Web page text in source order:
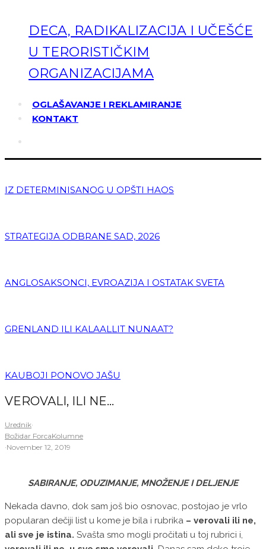
DECA, RADIKALIZACIJA I UČEŠĆE
U TERORISTIČKIM
ORGANIZACIJAMA
OGLAŠAVANJE I REKLAMIRANJE
KONTAKT
IZ DETERMINISANOG U OPŠTI HAOS
STRATEGIJA ODBRANE SAD, 2026
ANGLOSAKSONCI, EVROAZIJA I OSTATAK SVETA
GRENLAND ILI KALAALLIT NUNAAT?
KAUBOJI PONOVO JAŠU
VEROVALI, ILI NE…
Urednik·
Božidar ForcaKolumne
·November 12, 2019
SABIRANJE, ODUZIMANJE, MNOŽENJE I DELJENJE
Nekada davno, dok sam još bio osnovac, postojao је vrlo
popularan dečiji list u kome je bila i rubrika – verovali ili ne,
ali sve je istina. Svašta smo mogli pročitati u toj rubrici i,